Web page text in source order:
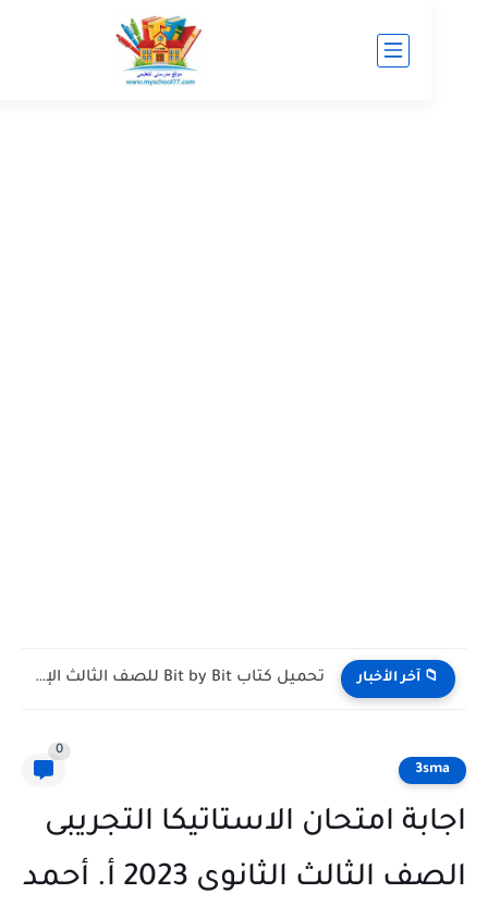
آخر الأخبار تحميل كتاب الاضواء عربي للصف الثالث الثانوي 2027 PDF...
امتحان الاستاتيكا التجريبى
الصف الثالث الثانوى 2023 أ. أحمد